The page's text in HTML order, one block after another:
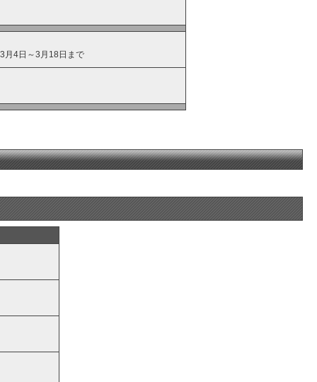
4日～3月18日まで